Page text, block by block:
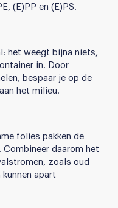
(E)PP en (E)PS.
het weegt bijna niets,
in. Door
bespaar je op de
het milieu.
folies pakken de
daarom het
zoals oud
apart